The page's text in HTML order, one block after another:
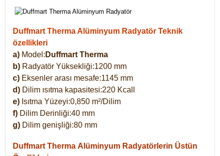
Duffmart Therma Alüminyum Radyatör Teknik
özellikleri
a) Model: Duffmart Therma
b) Radyatör Yüksekliği:1200 mm
c) Eksenler arası mesafe:1145 mm
d) Dilim ısıtma kapasitesi:220 Kcall
e) Isıtma Yüzeyi:0,850 m²/Dilim
f) Dilim Derinliği:40 mm
g) Dilim genişliği:80 mm
Duffmart Therma Alüminyum Radyatörlerin Üstün